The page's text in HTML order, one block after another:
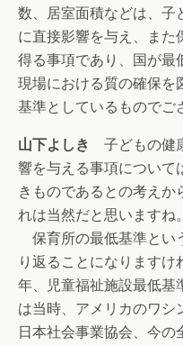
数、居室面積などは、子
に直接影響を与え、また
得る事項であり、国が最
現場における質の確保を
基準としているものでご
山下よしき
子どもの健
響を与える事項について
きものであるとの考えか
れは当然だと思いますね。
保育所の最低基準とい
り返ることになりますけ
年、児童福祉施設最低基
は当時、アメリカのワシ
日本社会事業協会、今